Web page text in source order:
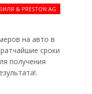
& PRESTON AG
на авто в
сроки
получения